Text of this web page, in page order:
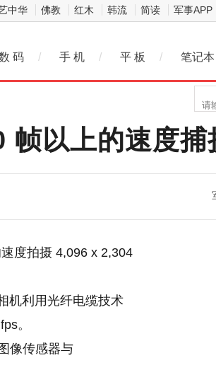
中华 佛教 红木 韩流 简读 军事APP
码 / 手 机 / 平 板 / 笔记本
以上的速度
度拍摄 4,096 x 2,304
机利用光纤电缆技术
。
像传感器与